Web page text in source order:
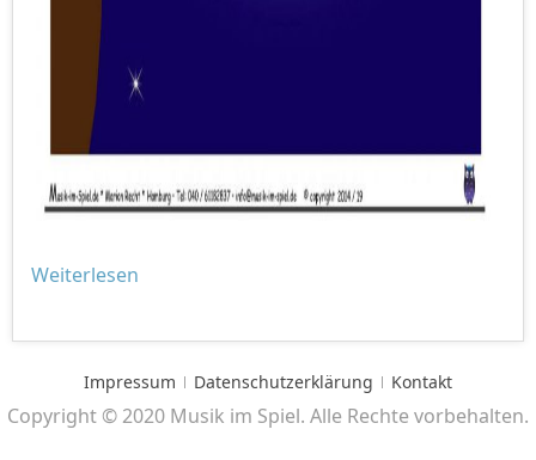
Weiterlesen
Impressum Datenschutzerklärung Kontakt
Copyright © 2020 Musik im Spiel. Alle Rechte vorbehalten.